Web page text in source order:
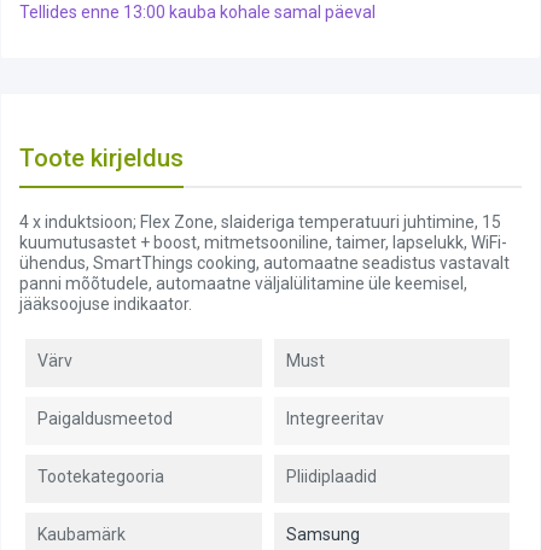
Tellides enne 13:00 kauba kohale samal päeval
Toote kirjeldus
4 x induktsioon; Flex Zone, slaideriga temperatuuri juhtimine, 15
kuumutusastet + boost, mitmetsooniline, taimer, lapselukk, WiFi-
ühendus, SmartThings cooking, automaatne seadistus vastavalt
panni mõõtudele, automaatne väljalülitamine üle keemisel,
jääksoojuse indikaator.
Värv Must
Paigaldusmeetod Integreeritav
Tootekategooria Pliidiplaadid
Kaubamärk Samsung